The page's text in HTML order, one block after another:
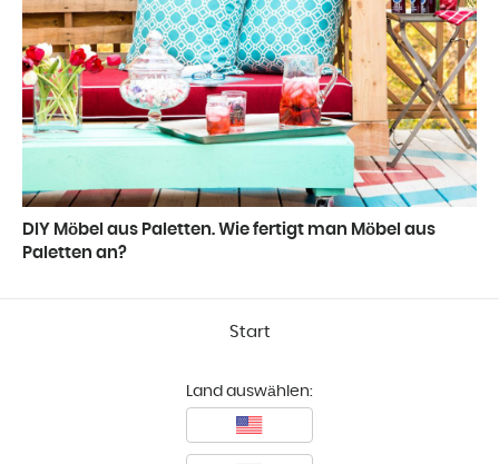
DIY Möbel aus Paletten. Wie fertigt man Möbel aus
Paletten an?
Start
Land auswählen: